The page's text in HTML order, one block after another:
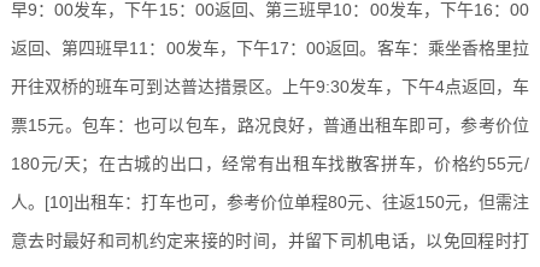
早9：00发车，下午15：00返回、第三班早10：00发车，下午16：00
返回、第四班早11：00发车，下午17：00返回。 客车：乘坐香格里拉
开往双桥的班车可到达普达措景区。上午9:30发车，下午4点返回，车
票15元。包车：也可以包车，路况良好，普通出租车即可，参考价位
180元/天；在古城的出口，经常有出租车找散客拼车，价格约55元/
人。 [10]出租车：打车也可，参考价位单程80元、往返150元，但需注
意去时最好和司机约定来接的时间，并留下司机电话，以免回程时打